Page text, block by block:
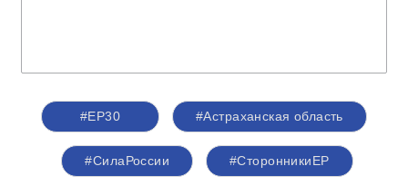
#ЕР30 #Астраханская область
#СилаРоссии #СторонникиЕР